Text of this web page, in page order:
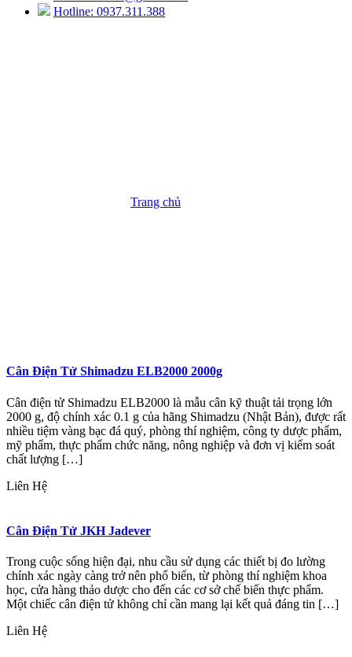
Hotline: 0937.311.388
Trang chủ
Cân Điện Tử Shimadzu ELB2000 2000g
Cân điện tử Shimadzu ELB2000 là mẫu cân kỹ thuật tải trọng lớn
2000 g, độ chính xác 0.1 g của hãng Shimadzu (Nhật Bản), được rất
nhiều tiệm vàng bạc đá quý, phòng thí nghiệm, công ty dược phẩm,
mỹ phẩm, thực phẩm chức năng, nông nghiệp và đơn vị kiểm soát
chất lượng […]
Liên Hệ
Cân Điện Tử JKH Jadever
Trong cuộc sống hiện đại, nhu cầu sử dụng các thiết bị đo lường
chính xác ngày càng trở nên phổ biến, từ phòng thí nghiệm khoa
học, cửa hàng thảo dược cho đến các cơ sở chế biến thực phẩm.
Một chiếc cân điện tử không chỉ cần mang lại kết quả đáng tin […]
Liên Hệ